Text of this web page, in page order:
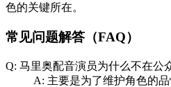
色的关键所在。
常见问题解答（FAQ）
Q: 马里奥配音演员为什么不在公
A: 主要是为了维护角色的